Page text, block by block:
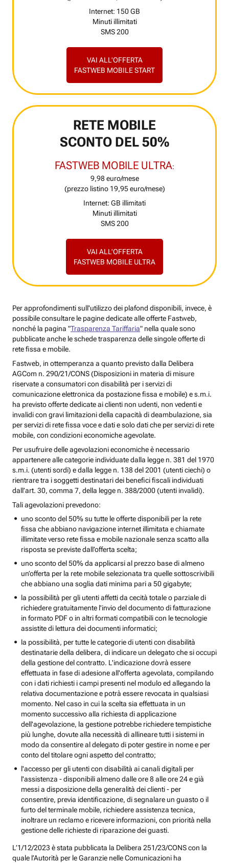
Internet: 150 GB
Minuti illimitati
SMS 200
VAI ALL'OFFERTA
FASTWEB MOBILE START
RETE MOBILE
SCONTO DEL 50%
FASTWEB MOBILE ULTRA:
9,98 euro/mese
(prezzo listino 19,95 euro/mese)
Internet: GB illimitati
Minuti illimitati
SMS 200
VAI ALL'OFFERTA
FASTWEB MOBILE ULTRA
Per approfondimenti sull'utilizzo dei plafond disponibili, invece, è
possibile consultare le pagine dedicate alle offerte Fastweb,
nonché la pagina "Trasparenza Tariffaria" nella quale sono
pubblicate anche le schede trasparenza delle singole offerte di
rete fissa e mobile.
Fastweb, in ottemperanza a quanto previsto dalla Delibera
AGCom n. 290/21/CONS (Disposizioni in materia di misure
riservate a consumatori con disabilità per i servizi di
comunicazione elettronica da postazione fissa e mobile) e s.m.i.
ha previsto offerte dedicate ai clienti non udenti, non vedenti e
invalidi con gravi limitazioni della capacità di deambulazione, sia
per servizi di rete fissa voce e dati e solo dati che per servizi di rete
mobile, con condizioni economiche agevolate.
Per usufruire delle agevolazioni economiche è necessario
appartenere alle categorie individuate dalla legge n. 381 del 1970
s.m.i. (utenti sordi) e dalla legge n. 138 del 2001 (utenti ciechi) o
rientrare tra i soggetti destinatari dei benefici fiscali individuati
dall’art. 30, comma 7, della legge n. 388/2000 (utenti invalidi).
Tali agevolazioni prevedono:
uno sconto del 50% su tutte le offerte disponibili per la rete
fissa che abbiano navigazione internet illimitata e chiamate
illimitate verso rete fissa e mobile nazionale senza scatto alla
risposta se previste dall’offerta scelta;
uno sconto del 50% da applicarsi al prezzo base di almeno
un’offerta per la rete mobile selezionata tra quelle sottoscrivibili
che abbiano una soglia dati minima pari a 50 gigabyte;
la possibilità per gli utenti affetti da cecità totale o parziale di
richiedere gratuitamente l'invio del documento di fatturazione
in formato PDF o in altri formati compatibili con le tecnologie
assistite di lettura dei documenti informatici;
la possibilità, per tutte le categorie di utenti con disabilità
destinatarie della delibera, di indicare un delegato che si occupi
della gestione del contratto. L'indicazione dovrà essere
effettuata in fase di adesione all'offerta agevolata, compilando
con i dati richiesti i campi presenti nel modulo ed allegando la
relativa documentazione e potrà essere revocata in qualsiasi
momento. Nel caso in cui la scelta sia effettuata in un
momento successivo alla richiesta di applicazione
dell'agevolazione, la gestione potrebbe richiedere tempistiche
più lunghe, dovute alla necessità di allineare tutti i sistemi in
modo da consentire al delegato di poter gestire in nome e per
conto del titolare ogni aspetto del contratto;
l'accesso per gli utenti con disabilità ai canali digitali per
l'assistenza - disponibili almeno dalle ore 8 alle ore 24 e già
messi a disposizione della generalità dei clienti - per
consentire, previa identificazione, di segnalare un guasto o il
furto del terminale mobile, richiedere assistenza tecnica,
inoltrare un reclamo e ricevere informazioni, con priorità nella
gestione delle richieste di riparazione dei guasti.
L’1/12/2023 è stata pubblicata la Delibera 251/23/CONS con la
quale l’Autorità per le Garanzie nelle Comunicazioni ha